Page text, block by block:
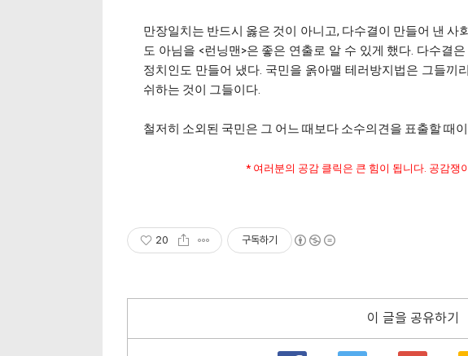
만장일치는 반드시 옳은 것이 아니고, 다수결이 만들어 낸 사
도 아님을 <런닝맨>은 좋은 연출로 알 수 있게 했다. 다수결
정치인도 만들어 냈다. 국민을 옭아맬 테러방지법은 그들끼
쉬하는 것이 그들이다.
철저히 소외된 국민은 그 어느 때보다 소수의견을 표출할 때
* 여러분의 공감 클릭은 큰 힘이 됩니다. 공감쟁
20 구독하기
이 글을 공유하기